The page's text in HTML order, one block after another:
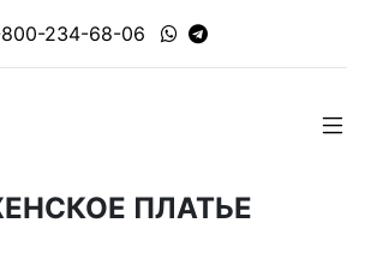
234-68-06
ПЛАТЬЕ